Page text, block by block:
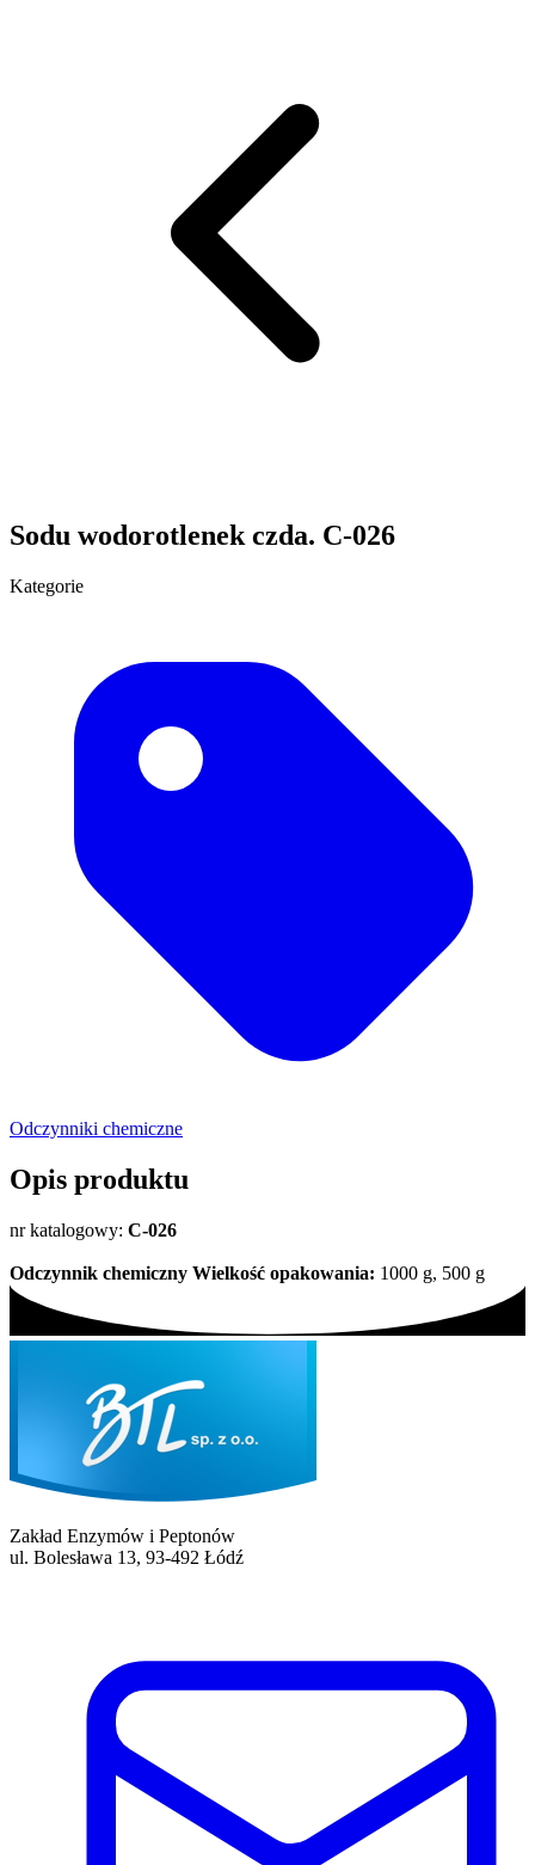
Sodu wodorotlenek czda. C-026
Kategorie
Odczynniki chemiczne
Opis produktu
nr katalogowy: C-026
Odczynnik chemiczny Wielkość opakowania: 1000 g, 500 g
Zakład Enzymów i Peptonów
ul. Bolesława 13, 93-492 Łódź